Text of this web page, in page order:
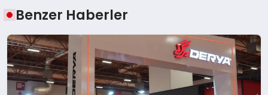
Benzer Haberler